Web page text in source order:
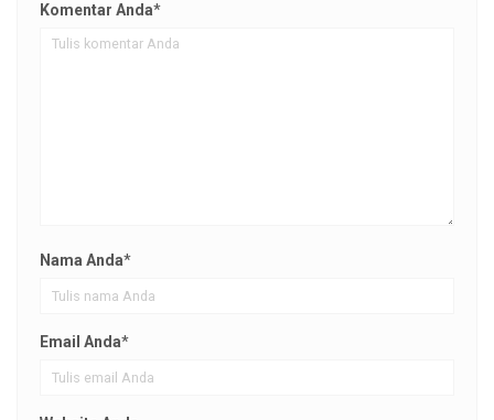
Komentar Anda*
Nama Anda*
Email Anda*